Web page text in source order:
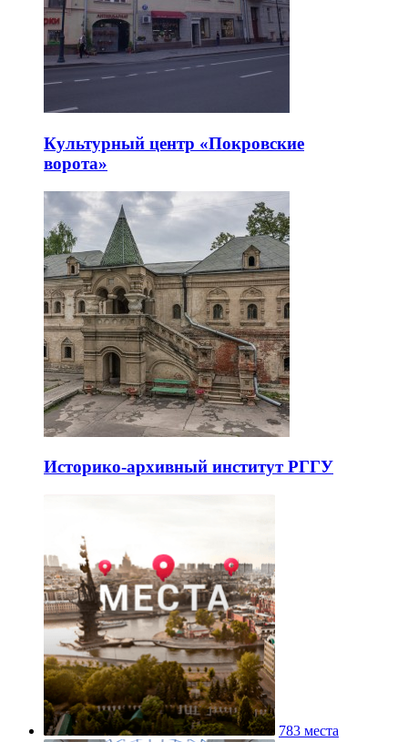
Культурный центр «Покровские
ворота»
Историко-архивный институт РГГУ
783 места